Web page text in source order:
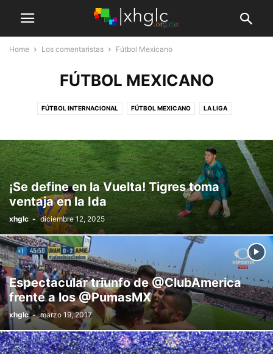
Home Los comentaristas Fútbol Mexicano
FÚTBOL MEXICANO
FÚTBOL INTERNACIONAL FÚTBOL MEXICANO LA LIGA
¡Se define en la Vuelta! Tigres toma
ventaja en la Ida
xhglc - diciembre 12, 2025
Espectacular triunfo de @ClubAmerica
frente a los @PumasMX
xhglc - marzo 19, 2017